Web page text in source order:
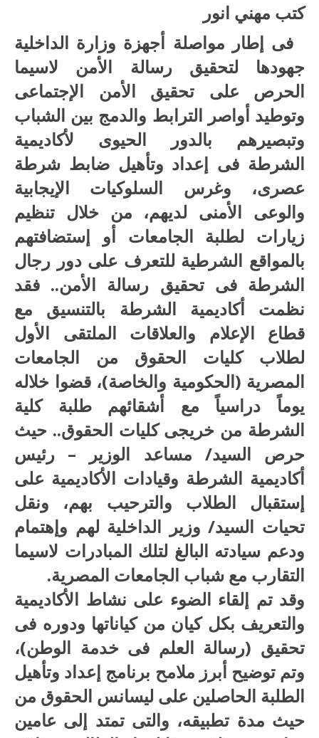
والخاصة
مغلقةكتب مهني انور
فى إطار مواصلة أجهزة وزارة الداخلية
جهودها لتحقيق رسالة الأمن لاسيما
الحرص على تحقيق الأمن الإجتماعى
وتوطيد أواصر الترابط والدمج بين الشباب
وتبصيرهم بالدور الحيوى لأكاديمية
الشرطة فى إعداد وتأهيل ضابط شرطة
عصرى، وغرس السلوكيات الإيجابية
والوعى الأمنى لديهم، من خلال تنظيم
زيارات لطلبة الجامعات أو إستضافتهم
بالمواقع الشرطية للتعرف على دور رجال
الشرطة فى تحقيق رسالة الأمن.. فقد
نظمت أكاديمية الشرطة بالتنسيق مع
قطاع الإعلام والعلاقات الملتقى الأول
لطلاب كليات الحقوق من الجامعات
المصرية (الحكومية والخاصة)، قضوا خلاله
يوماً دراسياً مع أشقائهم طلبة كلية
الشرطة من خريجى كليات الحقوق.. حيث
حرص السيد/ مساعد الوزير – رئيس
أكاديمية الشرطة وقيادات الأكاديمية على
إستقبال الطلاب والترحيب بهم، ونقل
تحيات السيد/ وزير الداخلية لهم وإهتمام
ودعم سيادته البالغ لتلك المبادرات لاسيما
التقارب مع شباب الجامعات المصرية.
وقد تم إلقاء الضوء على نشاط الأكاديمية
والتعريف بكل كيان من كياناتها ودوره فى
تحقيق (رسالة العلم فى خدمة الوطن)،
وتم توضيح أبرز ملامح برنامج إعداد وتأهيل
الطلبة الحاصلين على ليسانس الحقوق من
حيث مدة تطبيقه، والتى تمتد إلى عامين